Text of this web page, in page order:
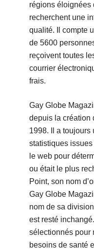
régions éloignées
recherchent une
qualité. Il compte
de 5600
reçoivent toutes
courrier
frais.
Gay Globe
depuis la création
1998. Il a toujours
statistiques
le web pour
ou était le plus
Point, son nom
Gay Globe
nom de sa
est resté
sélectionnés pour
besoins de santé